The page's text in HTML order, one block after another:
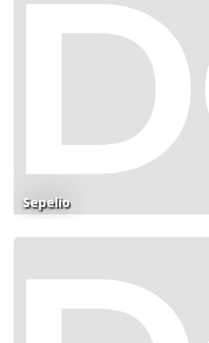
Sepelio